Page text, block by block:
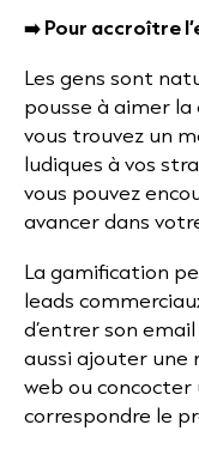
➡️ Pour accroître
Les gens sont
pousse à aimer
vous trouvez un
ludiques à vos
vous pouvez
avancer dans
La gamification
leads
d’entrer son
aussi ajouter une
web ou
correspondre le